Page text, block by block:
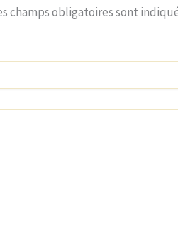
champs obligatoires sont